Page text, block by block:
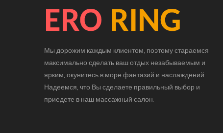
Мы дорожим каждым клиентом, поэтому стараемся
максимально сделать ваш отдых незабываемым и
ярким, окунитесь в море фантазий и наслаждений.
Надеемся, что Вы сделаете правильный выбор и
приедете в наш массажный салон.